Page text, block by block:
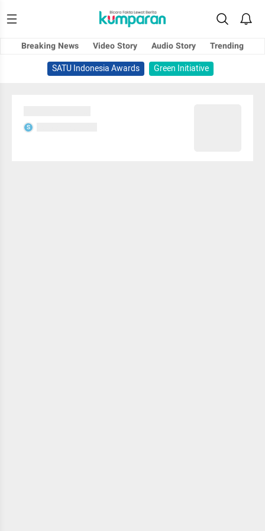
Breaking News Video Story Audio Story
Trending
SATU Indonesia Awards
Green Initiative
S